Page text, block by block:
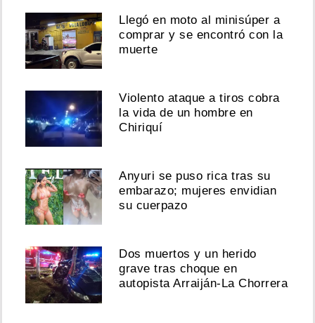
Llegó en moto al minisúper a
comprar y se encontró con la
muerte
Violento ataque a tiros cobra
la vida de un hombre en
Chiriquí
Anyuri se puso rica tras su
embarazo; mujeres envidian
su cuerpazo
Dos muertos y un herido
grave tras choque en
autopista Arraiján-La Chorrera